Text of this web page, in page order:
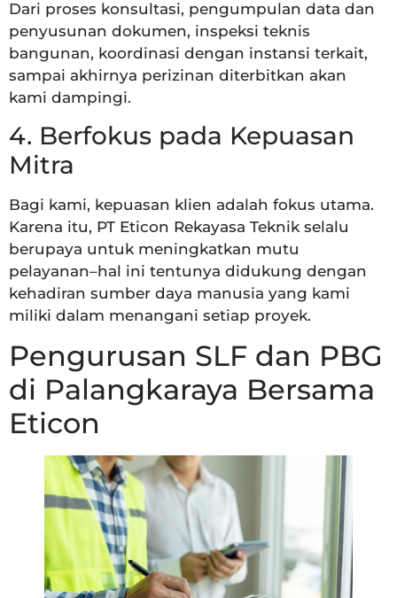
Dari proses konsultasi, pengumpulan data dan
penyusunan dokumen, inspeksi teknis
bangunan, koordinasi dengan instansi terkait,
sampai akhirnya perizinan diterbitkan akan
kami dampingi.
4. Berfokus pada Kepuasan
Mitra
Bagi kami, kepuasan klien adalah fokus utama.
Karena itu, PT Eticon Rekayasa Teknik selalu
berupaya untuk meningkatkan mutu
pelayanan–hal ini tentunya didukung dengan
kehadiran sumber daya manusia yang kami
miliki dalam menangani setiap proyek.
Pengurusan SLF dan PBG
di Palangkaraya Bersama
Eticon